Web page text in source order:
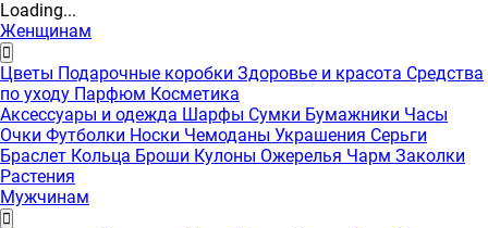
Loading...
Женщинам
Цветы Подарочные коробки Здоровье и красота Средства
по уходу Парфюм Косметика
Аксессуары и одежда Шарфы Сумки Бумажники Часы
Очки Футболки Носки Чемоданы Украшения Серьги
Браслет Кольца Броши Кулоны Ожерелья Чарм Заколки
Растения
Мужчинам